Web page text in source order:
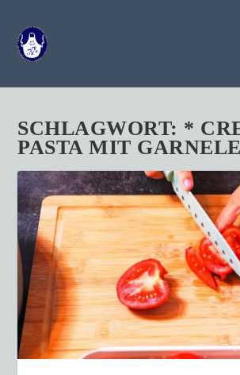
SCHLAGWORT: *
PASTA MIT